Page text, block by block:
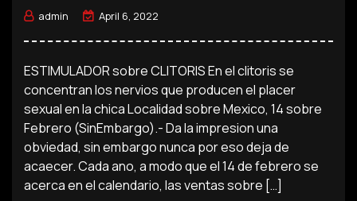
admin April 6, 2022
ESTIMULADOR sobre CLITORIS En el clitoris se
concentran los nervios que producen el placer
sexual en la chica Localidad sobre Mexico, 14 sobre
Febrero (SinEmbargo).- Da la impresion una
obviedad, sin embargo nunca por eso deja de
acaecer. Cada ano, a modo que el 14 de febrero se
acerca en el calendario, las ventas sobre […]